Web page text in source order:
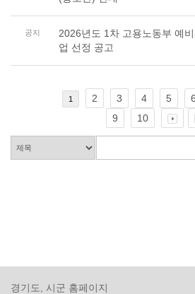
공지
2026년도 1차 고용노동부 예
업 선정 공고
1 2 3 4 5 6
9
10
경기도, 시군 홈페이지